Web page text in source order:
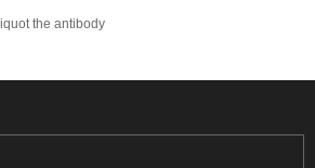
the antibody